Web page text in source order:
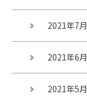
2021年7月
2021年6月
2021年5月